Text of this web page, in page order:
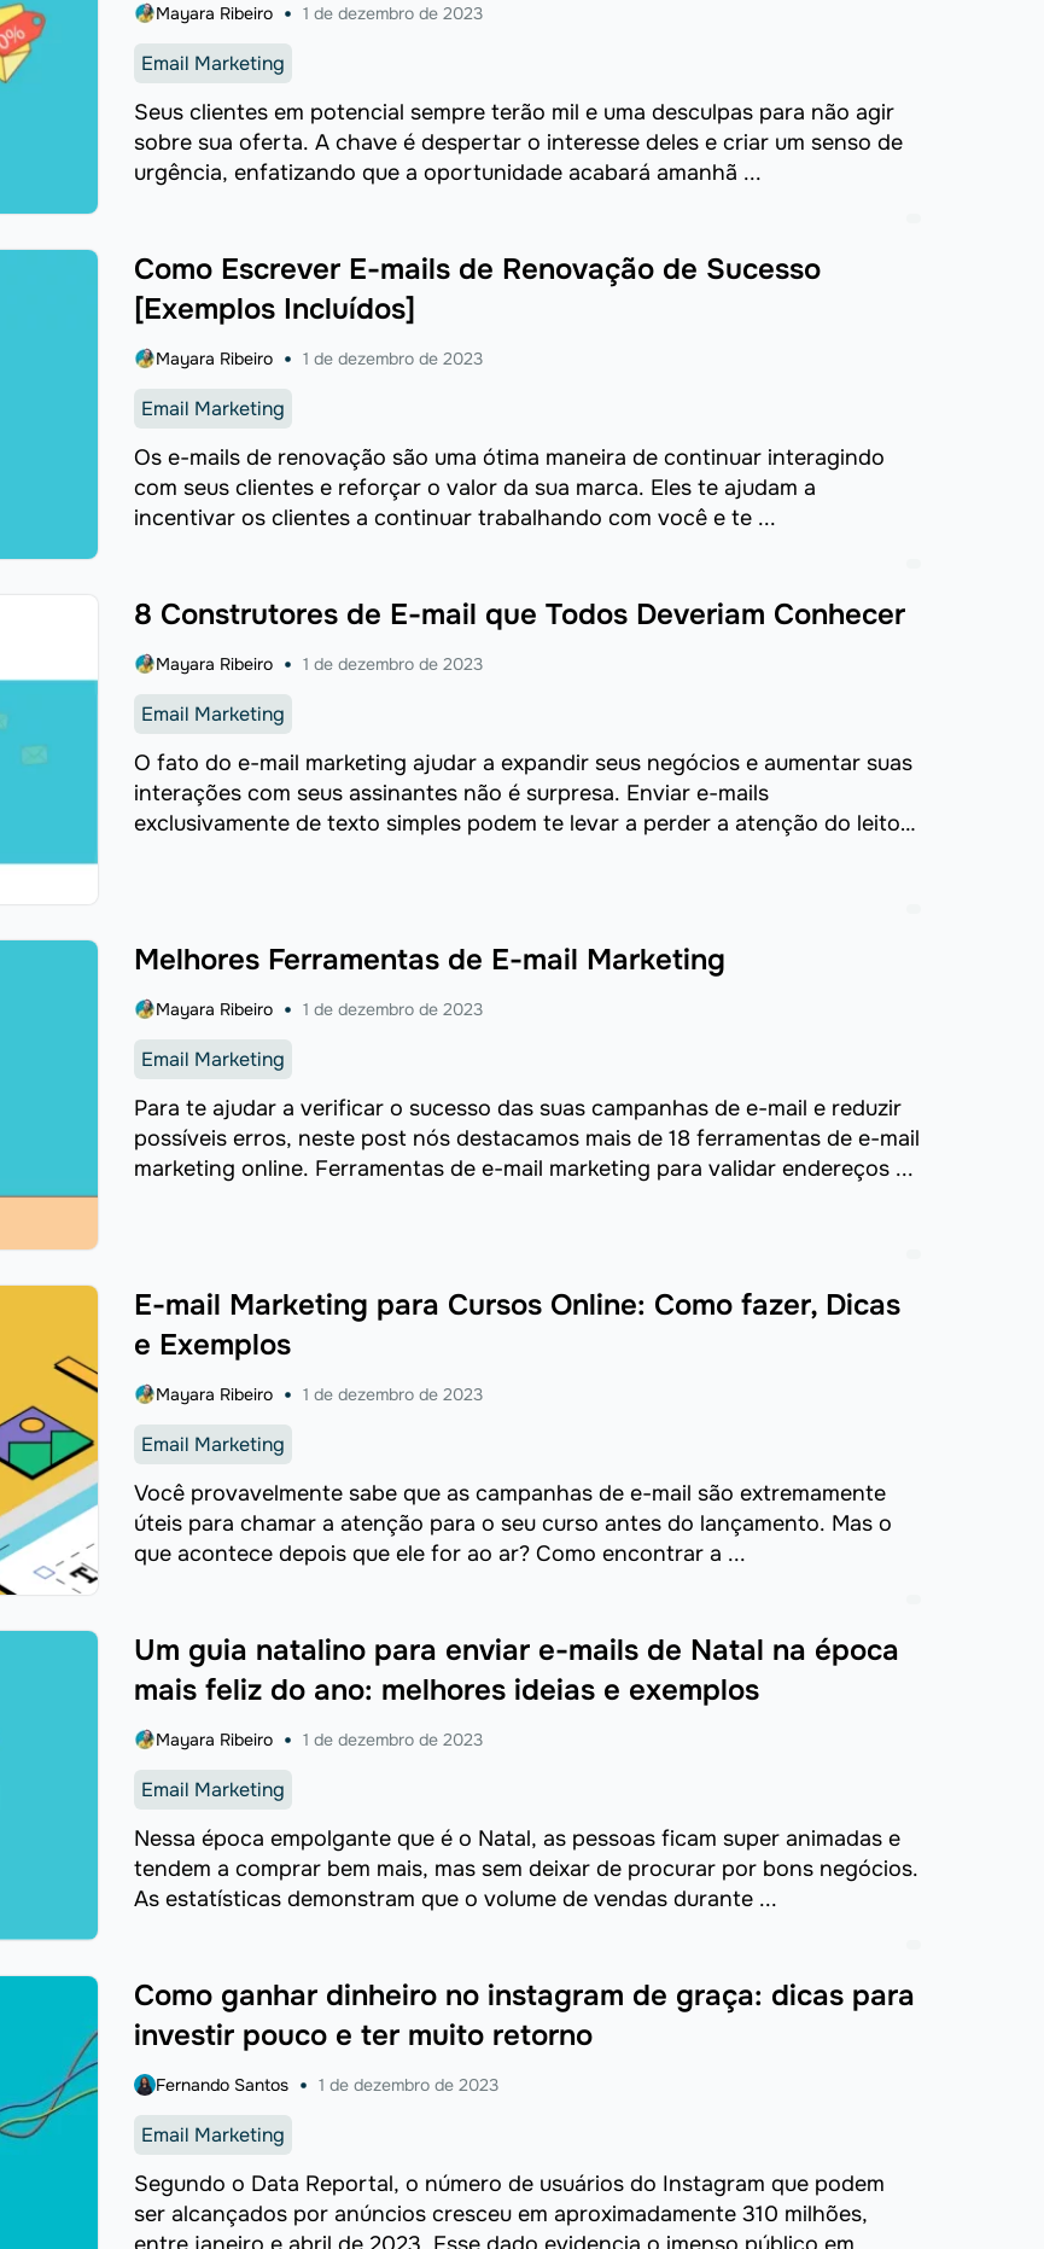
Mayara Ribeiro 1 de dezembro de 2023
Email Marketing
Seus clientes em potencial sempre terão mil e uma desculpas para não agir
sobre sua oferta. A chave é despertar o interesse deles e criar um senso de
urgência, enfatizando que a oportunidade acabará amanhã ...
Como Escrever E-mails de Renovação de Sucesso
[Exemplos Incluídos]
Mayara Ribeiro 1 de dezembro de 2023
Email Marketing
Os e-mails de renovação são uma ótima maneira de continuar interagindo
com seus clientes e reforçar o valor da sua marca. Eles te ajudam a
incentivar os clientes a continuar trabalhando com você e te ...
8 Construtores de E-mail que Todos Deveriam Conhecer
Mayara Ribeiro 1 de dezembro de 2023
Email Marketing
O fato do e-mail marketing ajudar a expandir seus negócios e aumentar suas
interações com seus assinantes não é surpresa. Enviar e-mails
exclusivamente de texto simples podem te levar a perder a atenção do leitor
Melhores Ferramentas de E-mail Marketing
Mayara Ribeiro 1 de dezembro de 2023
Email Marketing
Para te ajudar a verificar o sucesso das suas campanhas de e-mail e reduzir
possíveis erros, neste post nós destacamos mais de 18 ferramentas de e-mail
marketing online. Ferramentas de e-mail marketing para validar endereços ...
E-mail Marketing para Cursos Online: Como fazer, Dicas
e Exemplos
Mayara Ribeiro 1 de dezembro de 2023
Email Marketing
Você provavelmente sabe que as campanhas de e-mail são extremamente
úteis para chamar a atenção para o seu curso antes do lançamento. Mas o
que acontece depois que ele for ao ar? Como encontrar a ...
Um guia natalino para enviar e-mails de Natal na época
mais feliz do ano: melhores ideias e exemplos
Mayara Ribeiro 1 de dezembro de 2023
Email Marketing
Nessa época empolgante que é o Natal, as pessoas ficam super animadas e
tendem a comprar bem mais, mas sem deixar de procurar por bons negócios.
As estatísticas demonstram que o volume de vendas durante ...
Como ganhar dinheiro no instagram de graça: dicas para
investir pouco e ter muito retorno
Fernando Santos 1 de dezembro de 2023
Email Marketing
Segundo o Data Reportal, o número de usuários do Instagram que podem
ser alcançados por anúncios cresceu em aproximadamente 310 milhões,